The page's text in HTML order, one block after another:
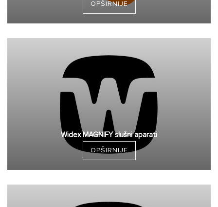
OPŠIRNIJE
Widex MAGNIFY slušni aparati
OPŠIRNIJE